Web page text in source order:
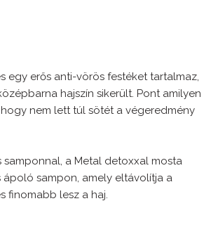
egy erős anti-vörös festéket tartalmaz,
hajszín sikerült. Pont amilyen
nem lett túl sötét a végeredmény
a Metal detoxxal mosta
ápoló sampon, amely eltávolítja a
finomabb lesz a haj.